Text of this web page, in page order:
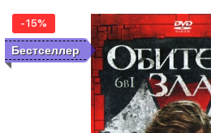
-15%
Бестселлер